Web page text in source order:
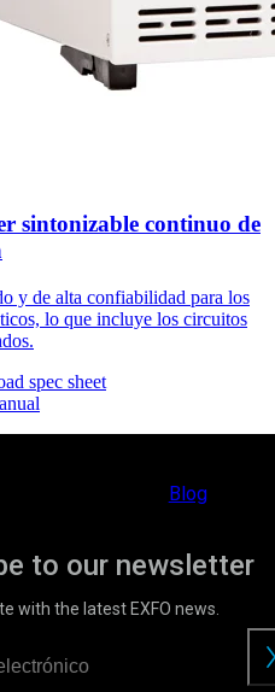
sintonizable continuo de
y de alta confiabilidad para los
lo que incluye los circuitos
spec sheet
Blog
to our newsletter
with the latest EXFO news.